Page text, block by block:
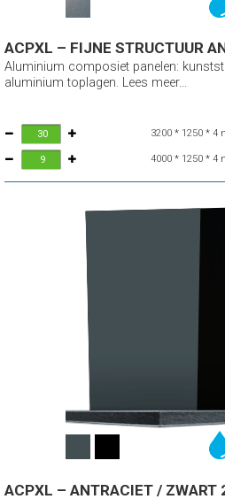
ACPXL – FIJNE STRUCTUUR
Aluminium composiet panelen:
aluminium toplagen. Lees meer...
3200 * 1250 * 4
4000 * 1250 * 4
ACPXL – ANTRACIET / ZWART